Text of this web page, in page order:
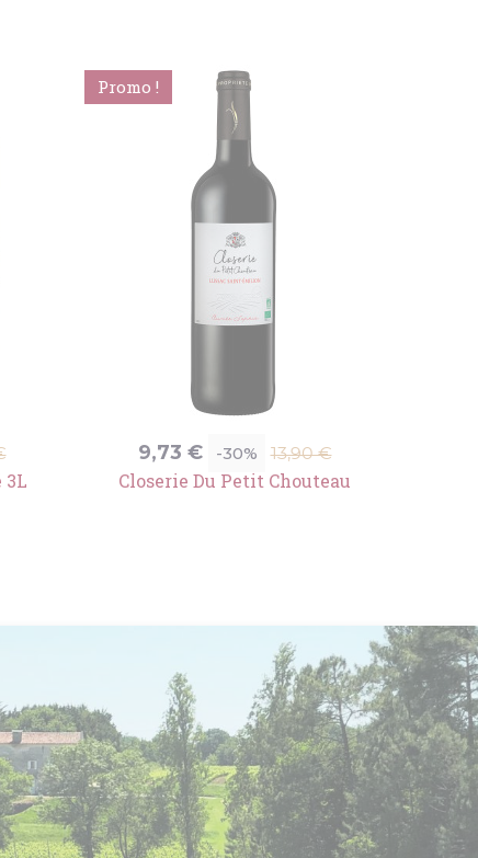
3L
Promo !
Prix
9,73 € -30%
Prix
de
base
13,90 €
Closerie Du Petit Chouteau
Suivant